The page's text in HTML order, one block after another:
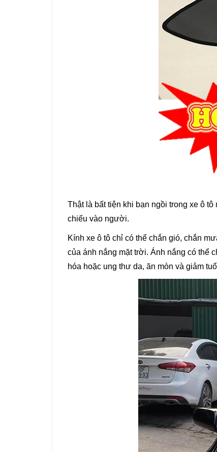
Thật là bất tiện khi bạn ngồi trong xe ô
chiếu vào người.
Kính xe ô tô chỉ có thể chắn gió, chắn
của ánh nắng mặt trời. Ánh nắng có thể
hóa hoặc ung thư da, ăn mòn và giảm